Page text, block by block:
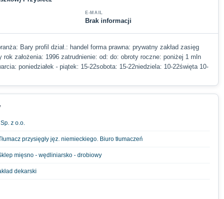
E-MAIL
Brak informacji
Bary profil dział.: handel forma prawna: prywatny zakład zasięg
rok założenia: 1996 zatrudnienie: od: do: obroty roczne: poniżej 1 mln
poniedziałek - piątek: 15-22sobota: 15-22niedziela: 10-22święta 10-
z o.o.
przysięgły jęz. niemieckiego. Biuro tłumaczeń
mięsno - wędliniarsko - drobiowy
dekarski